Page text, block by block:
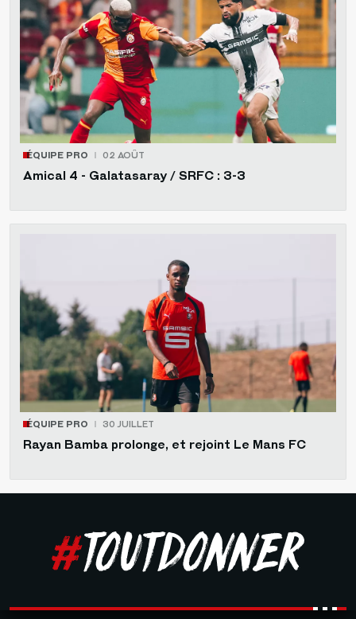
ÉQUIPE PRO 02 AOÛT
Amical 4 - Galatasaray / SRFC : 3-3
ÉQUIPE PRO 30 JUILLET
Rayan Bamba prolonge, et rejoint Le Mans FC